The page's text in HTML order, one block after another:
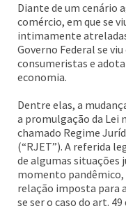
Diante de um cenário
comércio, em que se
intimamente
Governo Federal se
consumeristas e
economia.
Dentre elas, a
a promulgação da Lei
chamado Regime
(“RJET”). A referida
de algumas situações
momento pandêmico,
relação imposta para
se ser o caso do art. 49